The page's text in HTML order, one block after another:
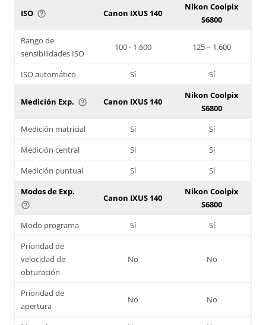
ISO help_outline Canon IXUS 140
Nikon Coolpix
S6800
Rango de
sensibilidades ISO
100 - 1.600 125 – 1.600
ISO automático Sí Sí
Medición Exp. help_outline Canon IXUS 140
Nikon Coolpix
S6800
Medición matricial
Sí
Sí
Medición central
Sí
Sí
Medición puntual
Sí
Sí
Modos de Exp.
help_outline
Canon IXUS 140
Nikon Coolpix
S6800
Modo programa
Sí
Sí
Prioridad de
velocidad de
obturación
No No
Prioridad de
apertura
No No